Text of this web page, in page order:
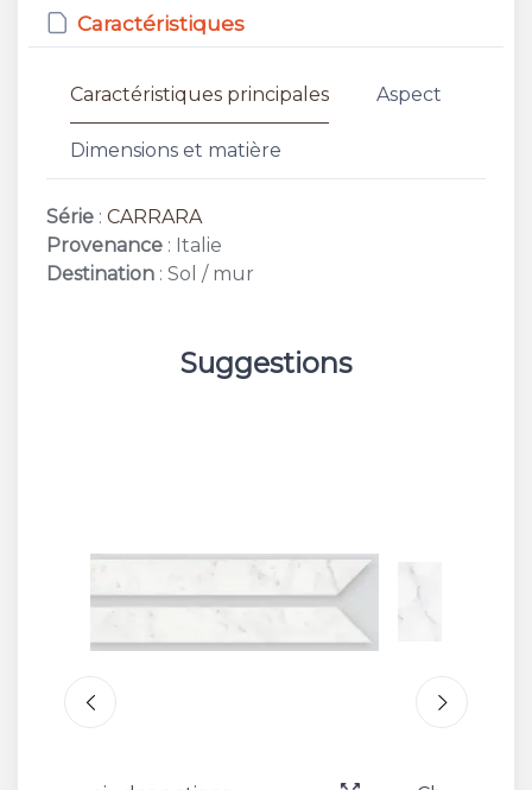
Caractéristiques
Caractéristiques principales Aspect
Dimensions et matière
Série : CARRARA
Provenance : Italie
Destination : Sol / mur
Suggestions